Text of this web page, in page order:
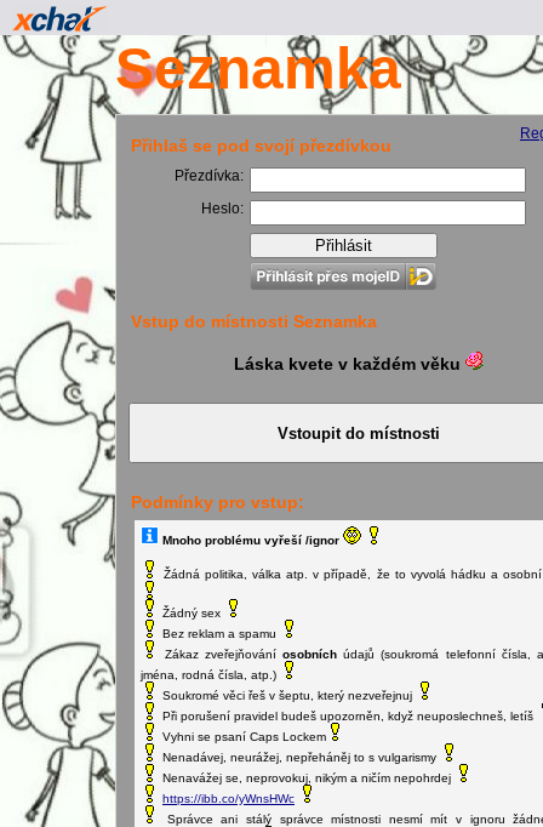
Seznamka
Přihlaš se pod svojí přezdívkou
Přezdívka:
Heslo:
Vstup do místnosti Seznamka
Láska kvete v každém věku
Podmínky pro vstup:
Mnoho problému vyřeší /ignor
Žádný sex
Bez reklam a spamu
Zákaz zveřejňování osobních údajů (soukromá telefonní čísla,
jména, rodná čísla, atp.)
Soukromé věci řeš v šeptu, který nezveřejnuj
Při porušení pravidel budeš upozorněn, když neuposlechneš, letíš
Vyhni se psaní Caps Lockem
Nenadávej, neurážej, nepřeháněj to s vulgarismy
Nenavážej se, neprovokuj, nikým a ničím nepohrdej
https://ibb.co/yWnsHWc
Správce ani stálý správce místnosti nesmí mít v ignoru